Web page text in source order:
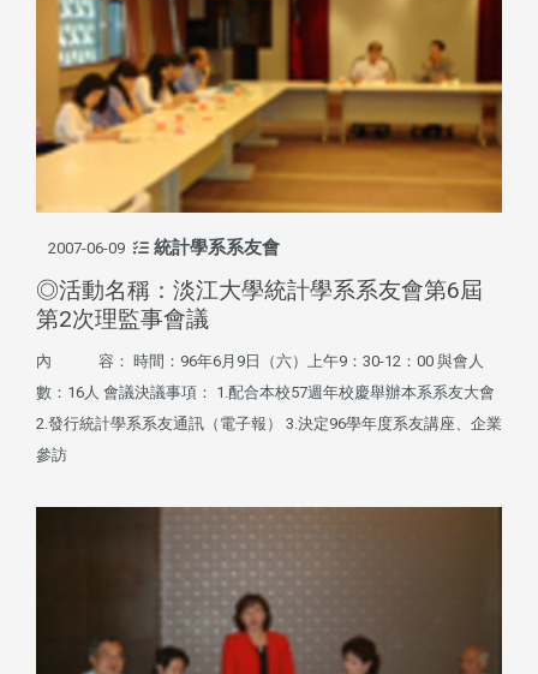
2007-06-09 統計學系系友會
◎活動名稱：淡江大學統計學系系友會第6屆
第2次理監事會議
內 容： 時間：96年6月9日（六）上午9：30-12：00 與會人
數：16人 會議決議事項： 1.配合本校57週年校慶舉辦本系系友大會
2.發行統計學系系友通訊（電子報） 3.決定96學年度系友講座、企業
參訪